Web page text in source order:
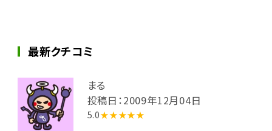
最新クチコミ
まる
投稿日：2009年12月04日
5.0★★★★★